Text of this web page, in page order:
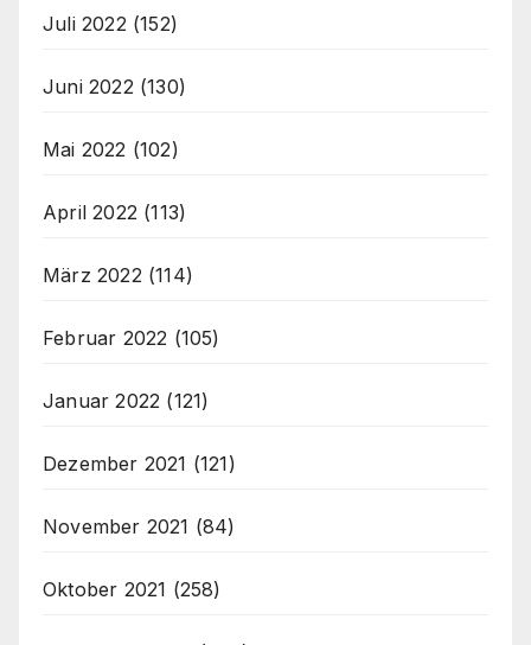
Juli 2022 (152)
Juni 2022 (130)
Mai 2022 (102)
April 2022 (113)
März 2022 (114)
Februar 2022 (105)
Januar 2022 (121)
Dezember 2021 (121)
November 2021 (84)
Oktober 2021 (258)